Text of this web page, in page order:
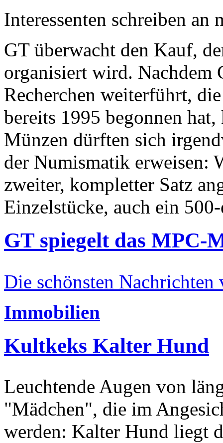
Interessenten schreiben
GT überwacht den Kauf,
organisiert wird. Nachdem
Recherchen weiterführt,
bereits 1995 begonnen
Münzen dürften sich
der Numismatik erweisen:
zweiter, kompletter Satz
Einzelstücke, auch ein
GT spiegelt das MPC-
Die schönsten Nachrichten
Immobilien
Kultkeks Kalter Hund
Leuchtende Augen von
"Mädchen", die im
werden: Kalter Hund liegt